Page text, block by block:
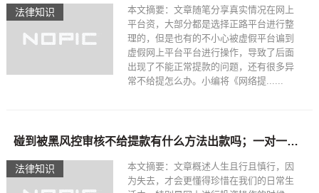
法律知识
本文摘要：文章随笔分享真实情况在网上
平台资，大部分都是选择正路平台进行整
理的，但是也有的不小心被虚假平台谝到
虚假网上平台平台进行操作，导致了后面
出现了不能正常提款的问题，还有很多异
常不给提怎么办。小编将《网络提......
法律知识
碰到被黑风控审核不给提款有什么方法出款吗；一对一解决出黑_阿莫出品
本文摘要：文章概述人生且行且慎行，因
为失去，才会更懂得珍惜在我们的日常生